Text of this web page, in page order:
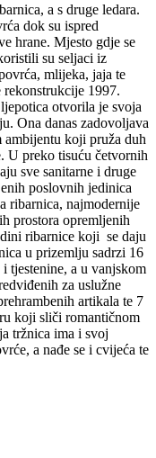
a s druge ledara.
dok su ispred
hrane. Mjesto gdje se
su seljaci iz
mlijeka, jaja te
rekonstrukcije 1997.
otvorila je svoja
Ona danas zadovoljava
ambijentu koji pruža duh
U preko tisuću četvornih
sve sanitarne i druge
poslovnih jedinica
ribarnica, najmodernije
prostora opremljenih
ribarnice koji se daju
u prizemlju sadrzi 16
tjestenine, a u vanjskom
za uslužne
artikala te 7
koji sliči romantičnom
tržnica ima i svoj
a nađe se i cvijeća te